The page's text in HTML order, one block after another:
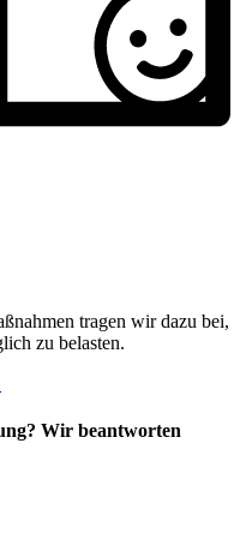
tragen wir dazu bei,
zu belasten.
Wir beantworten